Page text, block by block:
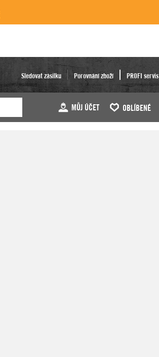
Sledovat zásilku Porovnání zboží PROFI servis
MŮJ ÚČET OBLÍBENÉ